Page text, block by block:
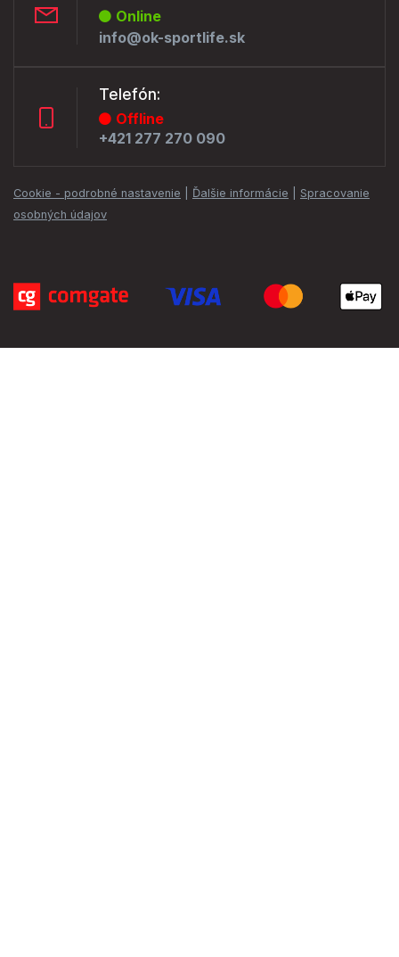
Online
info@ok-sportlife.sk
Telefón:
Offline
+421 277 270 090
Cookie - podrobné nastavenie Ďalšie informácie
Spracovanie
osobných údajov